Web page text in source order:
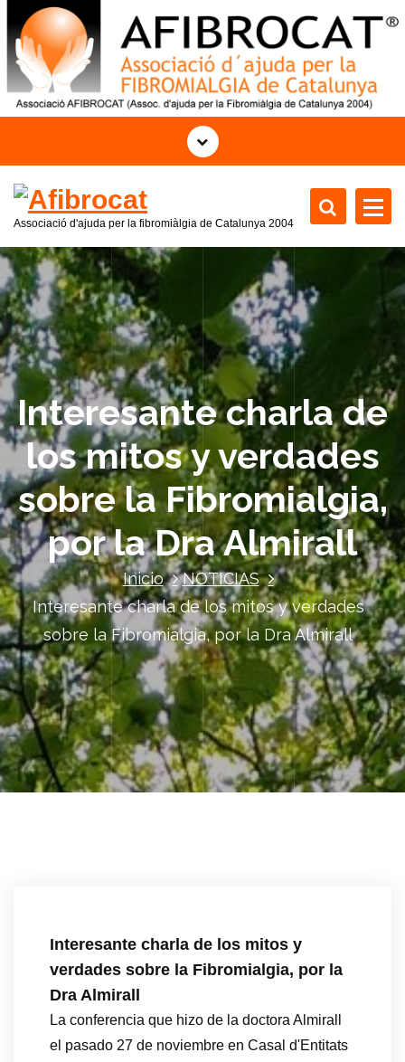
r
t
n
i
d
o
Associació d'ajuda per la fibromiàlgia de Catalunya 2004
Interesante charla de
los mitos y verdades
sobre la Fibromialgia,
por la Dra Almirall
Inicio
NOTICIAS
Interesante charla de los mitos y verdades
sobre la Fibromialgia, por la Dra Almirall
Interesante charla de los mitos y
verdades sobre la Fibromialgia, por la
Dra Almirall
La conferencia que hizo de la doctora Almirall
el pasado 27 de noviembre en Casal d'Entitats